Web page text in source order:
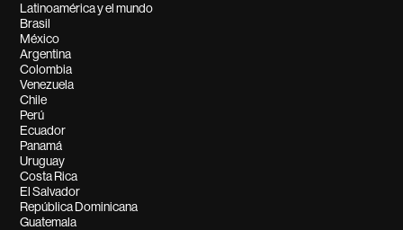
Latinoamérica y el mundo
Brasil
México
Argentina
Colombia
Venezuela
Chile
Perú
Ecuador
Panamá
Uruguay
Costa Rica
El Salvador
República Dominicana
Guatemala